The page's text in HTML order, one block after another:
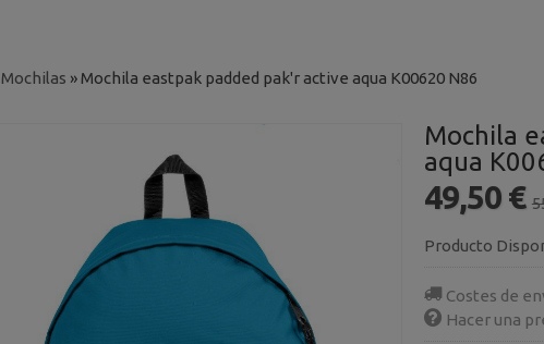
Mochilas »Mochila eastpak padded pak'r active aqua K00620 N86
Mochila
aqua
49,50 €
Producto
Costes de
Hacer una